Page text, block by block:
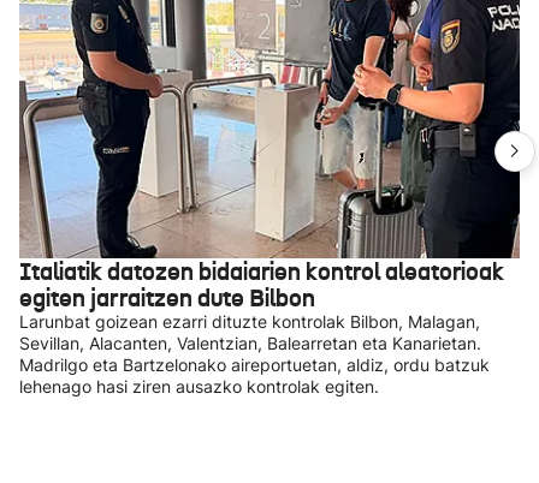
Italiatik datozen bidaiarien kontrol aleatorioak
egiten jarraitzen dute Bilbon
Larunbat goizean ezarri dituzte kontrolak Bilbon, Malagan,
Sevillan, Alacanten, Valentzian, Balearretan eta Kanarietan.
Madrilgo eta Bartzelonako aireportuetan, aldiz, ordu batzuk
lehenago hasi ziren ausazko kontrolak egiten.